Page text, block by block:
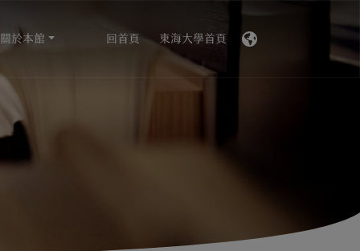
關於本館 回首頁 東海大學首頁